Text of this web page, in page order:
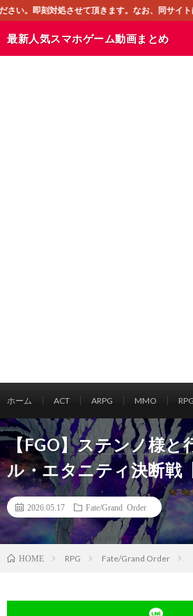
頂きます。なお、同サイトはGoogleアドセンス
最新人気スマホゲーム動画まとめ
ホーム ACT ARPG MMO RPG
【FGO】ステンノ様と
ル・エタニティ決断戦
2026.05.17 Fate/Grand Order
HOME RPG Fate/Grand Order